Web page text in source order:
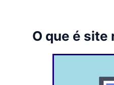
O que é site